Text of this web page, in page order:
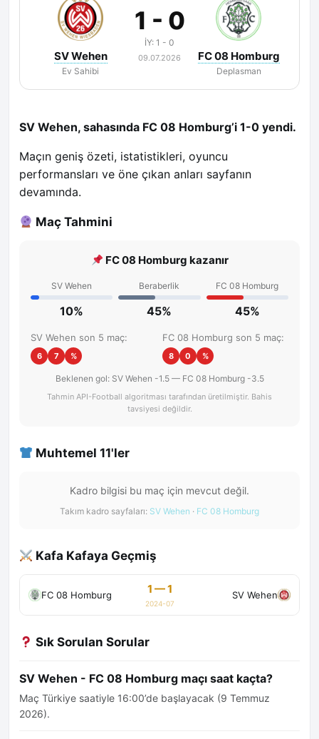
SV Wehen
Ev Sahibi
1 - 0
İY: 1 - 0
09.07.2026 FC 08 Homburg
Deplasman
SV Wehen, sahasında FC 08 Homburg’i 1-0 yendi.
Maçın geniş özeti, istatistikleri, oyuncu
performansları ve öne çıkan anları sayfanın
devamında.
Maç Tahmini
FC 08 Homburg kazanır
SV Wehen
10%
Beraberlik
45%
FC 08 Homburg
45%
SV Wehen son 5 maç:
6 7 %
FC 08 Homburg son 5 maç:
8 0 %
Beklenen gol: SV Wehen -1.5 — FC 08 Homburg -3.5
Tahmin API-Football algoritması tarafından üretilmiştir. Bahis
tavsiyesi değildir.
Muhtemel 11'ler
Kadro bilgisi bu maç için mevcut değil.
Takım kadro sayfaları: SV Wehen · FC 08 Homburg
Kafa Kafaya Geçmiş
FC 08 Homburg 1 — 1
2024-07
SV Wehen
Sık Sorulan Sorular
SV Wehen - FC 08 Homburg maçı saat kaçta?
Maç Türkiye saatiyle 16:00’de başlayacak (9 Temmuz
2026).